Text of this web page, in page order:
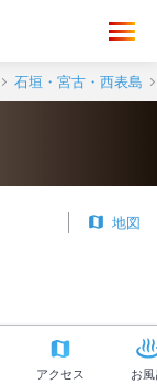
石垣・宮古・西表島
地図
アクセス お